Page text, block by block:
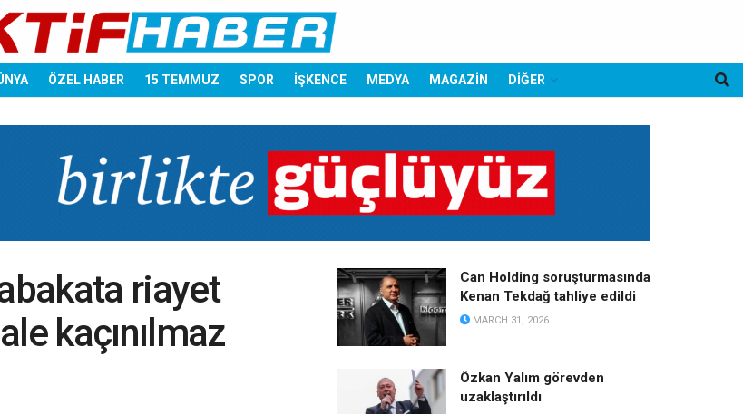
ÖZEL HABER 15 TEMMUZ SPOR İŞKENCE MEDYA MAGAZİN DİĞER
riayet
kaçınılmaz
Can Holding soruşturmasında
Kenan Tekdağ tahliye edildi
MARCH 31, 2026
Özkan Yalım görevden
uzaklaştırıldı